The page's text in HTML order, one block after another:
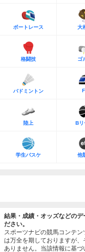
ボートレース 大
格闘技 ゴ
バドミントン
陸上 Bリ
学生バスケ 他
結果・成績・オッズなどのデ
ださい。
スポーツナビの競馬コンテ
は万全を期しておりますが
ありません。当該情報に基